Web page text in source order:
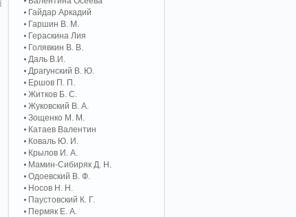
Гайдар Аркадий
Гаршин В. М.
Гераскина Лия
Голявкин В. В.
Даль В.И.
Драгунский В. Ю.
Ершов П. П.
Житков Б. С.
Жуковский В. А.
Зощенко М. М.
Катаев Валентин
Коваль Ю. И.
Крылов И. А.
Мамин-Сибиряк Д. Н.
Одоевский В. Ф.
Носов Н. Н.
Паустовский К. Г.
Пермяк Е. А.